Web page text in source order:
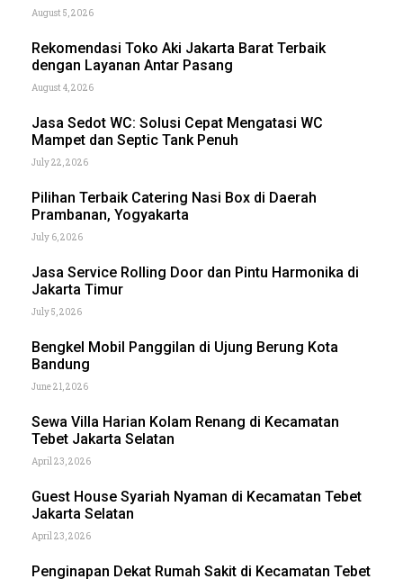
August 5, 2026
Rekomendasi Toko Aki Jakarta Barat Terbaik
dengan Layanan Antar Pasang
August 4, 2026
Jasa Sedot WC: Solusi Cepat Mengatasi WC
Mampet dan Septic Tank Penuh
July 22, 2026
Pilihan Terbaik Catering Nasi Box di Daerah
Prambanan, Yogyakarta
July 6, 2026
Jasa Service Rolling Door dan Pintu Harmonika di
Jakarta Timur
July 5, 2026
Bengkel Mobil Panggilan di Ujung Berung Kota
Bandung
June 21, 2026
Sewa Villa Harian Kolam Renang di Kecamatan
Tebet Jakarta Selatan
April 23, 2026
Guest House Syariah Nyaman di Kecamatan Tebet
Jakarta Selatan
April 23, 2026
Penginapan Dekat Rumah Sakit di Kecamatan Tebet